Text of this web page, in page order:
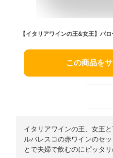
この商品を
イタリアワインの王、女王
ルバレスコの赤ワインのセ
とで夫婦で飲むのにピッタ